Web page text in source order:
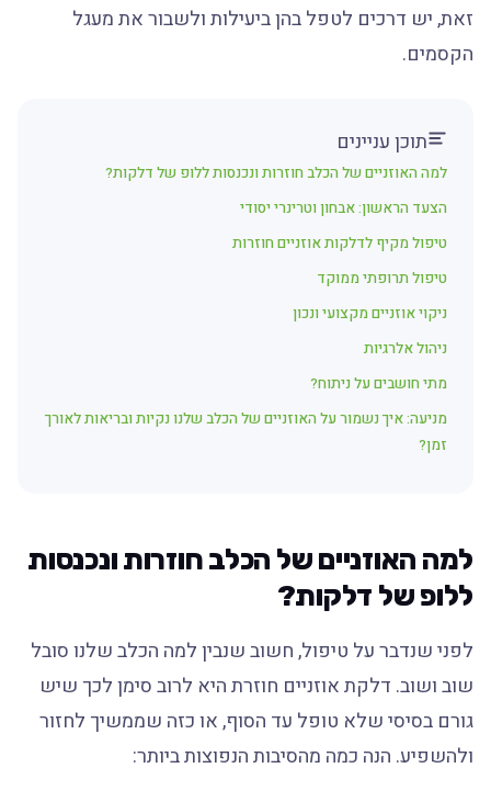
זאת, יש דרכים לטפל בהן ביעילות ולשבור את מעגל
הקסמים.
תוכן עניינים
למה האוזניים של הכלב חוזרות ונכנסות ללופ של דלקות?
הצעד הראשון: אבחון וטרינרי יסודי
טיפול מקיף לדלקות אוזניים חוזרות
טיפול תרופתי ממוקד
ניקוי אוזניים מקצועי ונכון
ניהול אלרגיות
מתי חושבים על ניתוח?
מניעה: איך נשמור על האוזניים של הכלב שלנו נקיות ובריאות לאורך
זמן?
למה האוזניים של הכלב חוזרות ונכנסות
ללופ של דלקות?
לפני שנדבר על טיפול, חשוב שנבין למה הכלב שלנו סובל
שוב ושוב. דלקת אוזניים חוזרת היא לרוב סימן לכך שיש
גורם בסיסי שלא טופל עד הסוף, או כזה שממשיך לחזור
ולהשפיע. הנה כמה מהסיבות הנפוצות ביותר: